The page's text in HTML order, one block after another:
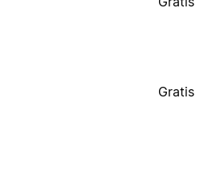
Gratis